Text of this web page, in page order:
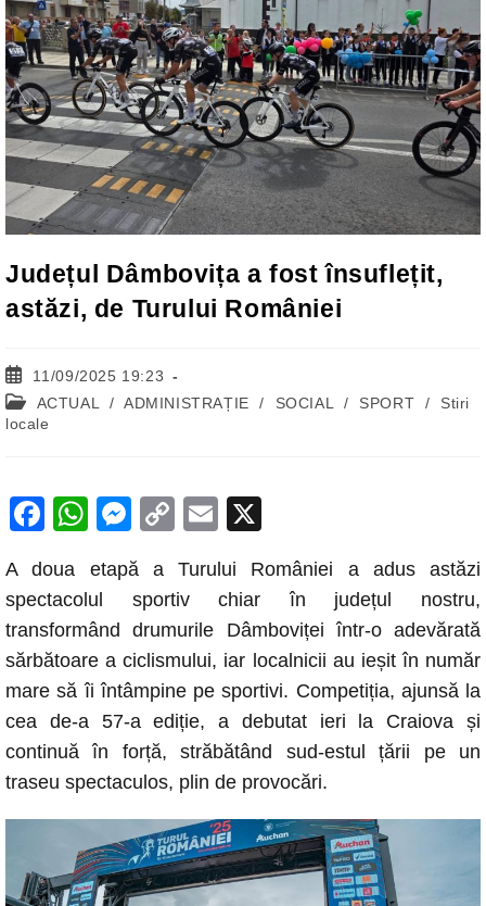
Județul Dâmbovița a fost însuflețit,
astăzi, de Turului României
Post
published:
11/09/2025 19:23
Post
category:
ACTUAL / ADMINISTRAȚIE / SOCIAL / SPORT /
Stiri
locale
F
c
e
b
o
o
k
W
at
s
A
p
p
M
ss
e
n
g
er
C
p
y
Li
n
k
E
ail
A doua etapă a Turului României a adus astăzi
spectacolul sportiv chiar în județul nostru,
transformând drumurile Dâmboviței într-o adevărată
sărbătoare a ciclismului, iar localnicii au ieșit în număr
mare să îi întâmpine pe sportivi. Competiția, ajunsă la
cea de-a 57-a ediție, a debutat ieri la Craiova și
continuă în forță, străbătând sud-estul țării pe un
traseu spectaculos, plin de provocări.